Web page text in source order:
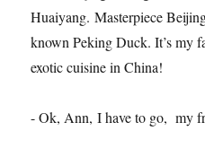
Huaiyang. Masterpiece
known Peking Duck. It’s my
exotic cuisine in China!
- Ok, Ann, I have to go, my